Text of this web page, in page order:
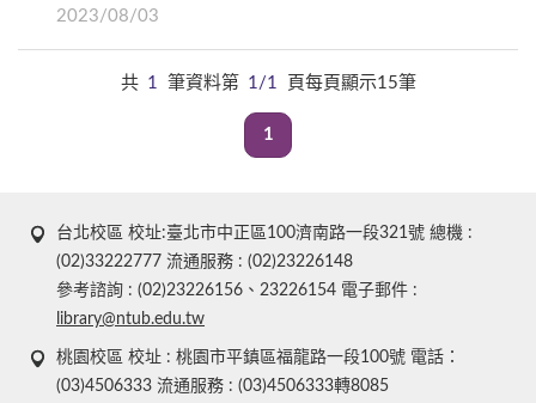
2023/08/03
共 1 筆資料第 1/1 頁每頁顯示15筆
1
台北校區 校址:臺北市中正區100濟南路一段321號 總機 :
(02)33222777 流通服務 : (02)23226148
參考諮詢 : (02)23226156、23226154 電子郵件 :
library@ntub.edu.tw
桃園校區 校址 : 桃園市平鎮區福龍路一段100號 電話：
(03)4506333 流通服務 : (03)4506333轉8085